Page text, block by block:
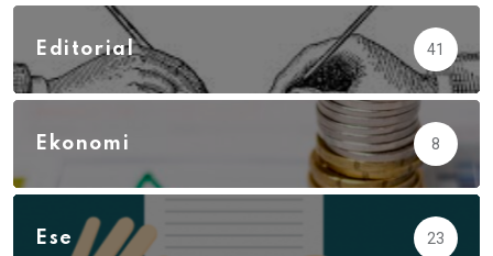
Editorial 41
Ekonomi 8
Ese 23